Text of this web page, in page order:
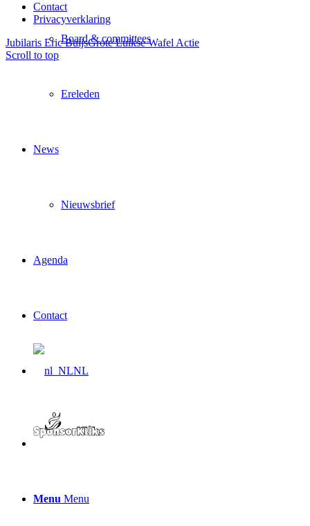
Board & committees
Ereleden
News
Nieuwsbrief
Agenda
Contact
NL
Menu Menu
Contact
Privacyverklaring
Jubilaris Eric BuijsGrote Luikse Wafel Actie
Scroll to top